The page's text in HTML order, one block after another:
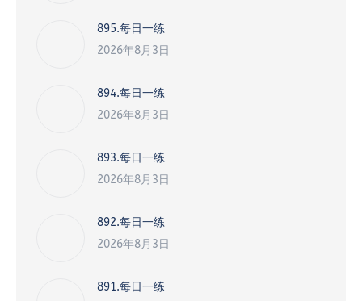
895.每日一练
2026年8月3日
894.每日一练
2026年8月3日
893.每日一练
2026年8月3日
892.每日一练
2026年8月3日
891.每日一练